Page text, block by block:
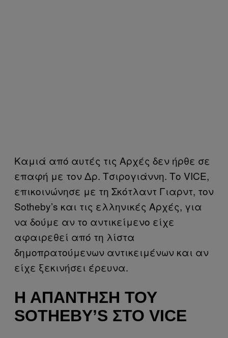
Καμιά από αυτές τις Αρχές δεν ήρθε σε
επαφή με τον Δρ. Τσιρογιάννη. Το VICE,
επικοινώνησε με τη Σκότλαντ Γιαρντ, τον
Sotheby’s και τις ελληνικές Αρχές, για
να δούμε αν το αντικείμενο είχε
αφαιρεθεί από τη λίστα
δημοπρατούμενων αντικειμένων και αν
είχε ξεκινήσει έρευνα.
Η ΑΠΆΝΤΗΣΗ ΤΟΥ
SOTHEBY’S ΣΤΟ VICE